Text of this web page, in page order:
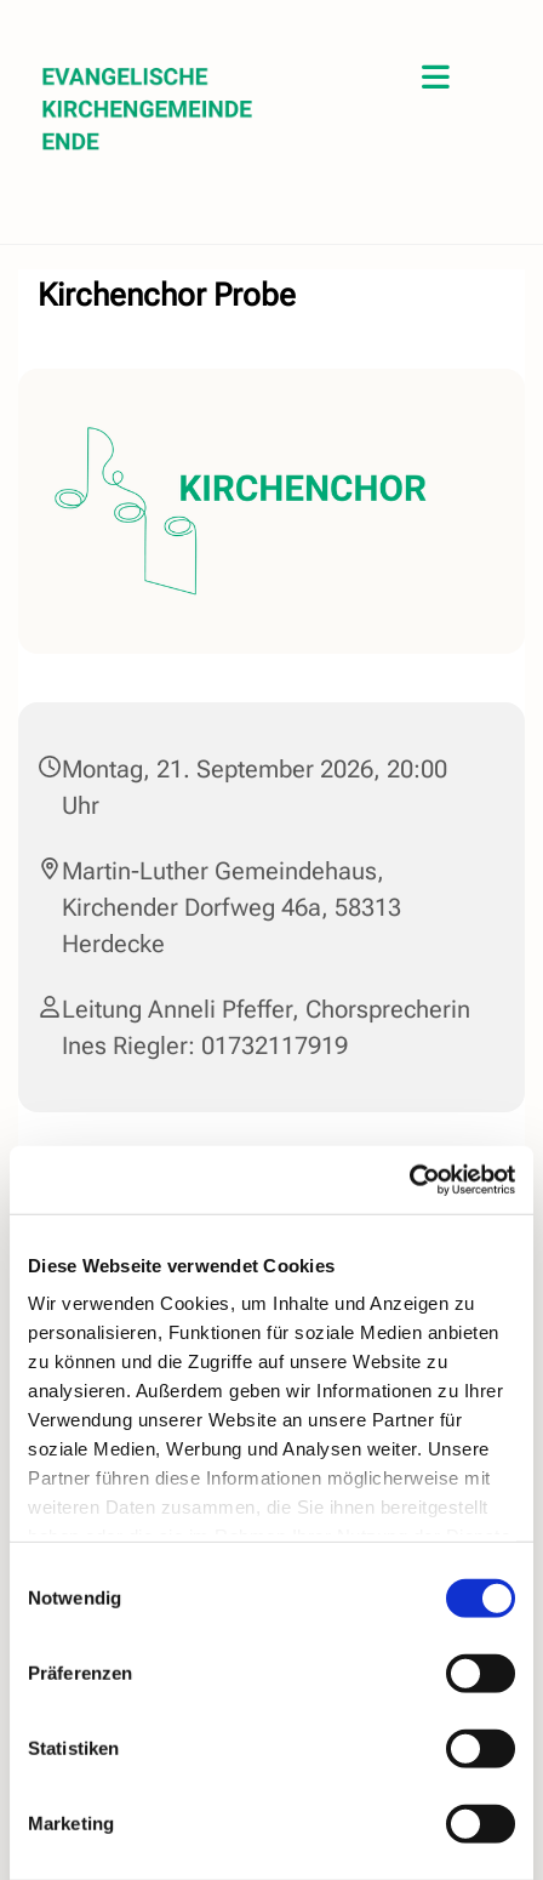
Diese Webseite verwendet Cookies
Wir verwenden Cookies, um Inhalte und Anzeigen zu
personalisieren, Funktionen für soziale Medien anbieten
zu können und die Zugriffe auf unsere Website zu
analysieren. Außerdem geben wir Informationen zu Ihrer
Verwendung unserer Website an unsere Partner für
soziale Medien, Werbung und Analysen weiter. Unsere
Partner führen diese Informationen möglicherweise mit
weiteren Daten zusammen, die Sie ihnen bereitgestellt
Notwendig
Präferenzen
Statistiken
Marketing
Kirchenchor Probe
Montag, 21. September 2026, 20:00
Uhr
Martin-Luther Gemeindehaus,
Kirchender Dorfweg 46a, 58313
Herdecke
Leitung Anneli Pfeffer, Chorsprecherin
Ines Riegler: 01732117919
Unser Kirchenchor besteht aus 17 engagierten
musizieren.
Mit Freude gestalten wir Gottesdienste und kirchliche
Feste musikalisch mit.
Geprobt wird jeden
Montag um 20 Uhr im Martin-
Luther-Gemeindehaus.
Gemeinschaft wird bei uns groß geschrieben – wir
lachen viel, sind gesellig und unternehmen auch
gemeinsame Ausflüge.
Neue Stimmen, vor allem Bässe, sind herzlich
willkommen.